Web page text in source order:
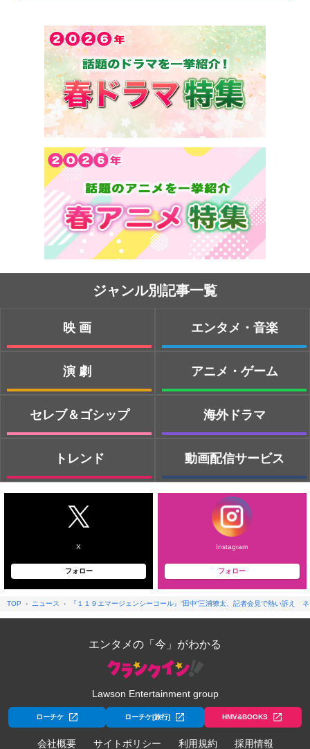
ジャンル別記事一覧
映画
演劇
セレブ＆ゴシップ
トレンド
エンタメ・音楽
アニメ・ゲーム
海外ドラマ
動画配信サービス
X
フォロー
Instagram
フォロー
TOP ニュース 『１１９エマージェンシーコール』“田中”三浦獠太、記者会見で熱い訴え
エンタメの「今」がわかる
Lawson Entertainment group
ローチケ ローチケ[旅行] HMV&BOOKS
会社概要 サイトポリシー 利用規約 採用情報